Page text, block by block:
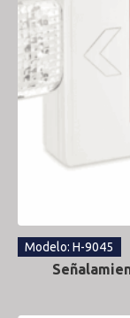
Modelo: H-9045